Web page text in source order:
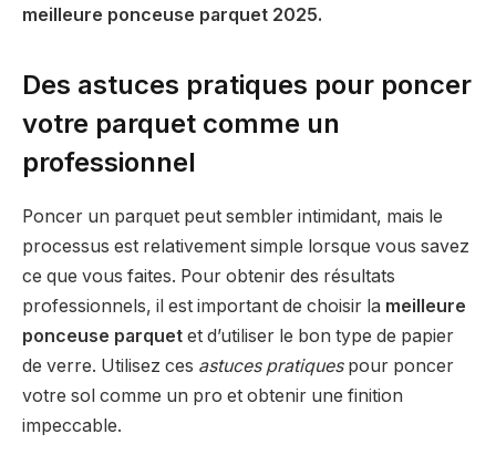
meilleure ponceuse parquet 2025.
Des astuces pratiques pour poncer
votre parquet comme un
professionnel
Poncer un parquet peut sembler intimidant, mais le
processus est relativement simple lorsque vous savez
ce que vous faites. Pour obtenir des résultats
professionnels, il est important de choisir la meilleure
ponceuse parquet et d’utiliser le bon type de papier
de verre. Utilisez ces astuces pratiquespour poncer
votre sol comme un pro et obtenir une finition
impeccable.